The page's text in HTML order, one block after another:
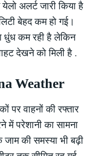
अलर्ट जारी किया है
बेहद कम हो गई।
कम रही है लेकिन
देखने को मिली है .
Weather
वाहनों की रफ्तार
परेशानी का सामना
की समस्या भी बढ़ी